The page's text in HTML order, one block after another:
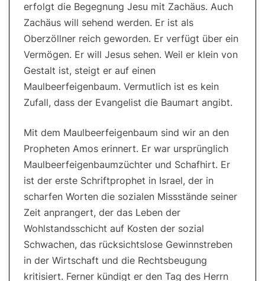
erfolgt die Begegnung Jesu mit Zachäus. Auch
Zachäus will sehend werden. Er ist als
Oberzöllner reich geworden. Er verfügt über ein
Vermögen. Er will Jesus sehen. Weil er klein von
Gestalt ist, steigt er auf einen
Maulbeerfeigenbaum. Vermutlich ist es kein
Zufall, dass der Evangelist die Baumart angibt.
Mit dem Maulbeerfeigenbaum sind wir an den
Propheten Amos erinnert. Er war ursprünglich
Maulbeerfeigenbaumzüchter und Schafhirt. Er
ist der erste Schriftprophet in Israel, der in
scharfen Worten die sozialen Missstände seiner
Zeit anprangert, der das Leben der
Wohlstandsschicht auf Kosten der sozial
Schwachen, das rücksichtslose Gewinnstreben
in der Wirtschaft und die Rechtsbeugung
kritisiert. Ferner kündigt er den Tag des Herrn